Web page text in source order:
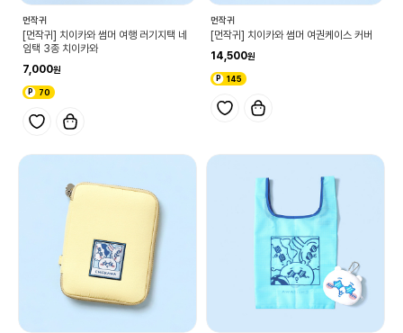
먼작귀
[먼작귀] 치이카와 썸머 여행 러기지택 네
임택 3종 치이카와
7,000
70
먼작귀
[먼작귀] 치이카와 썸머 여권케이스 커버
14,500
145